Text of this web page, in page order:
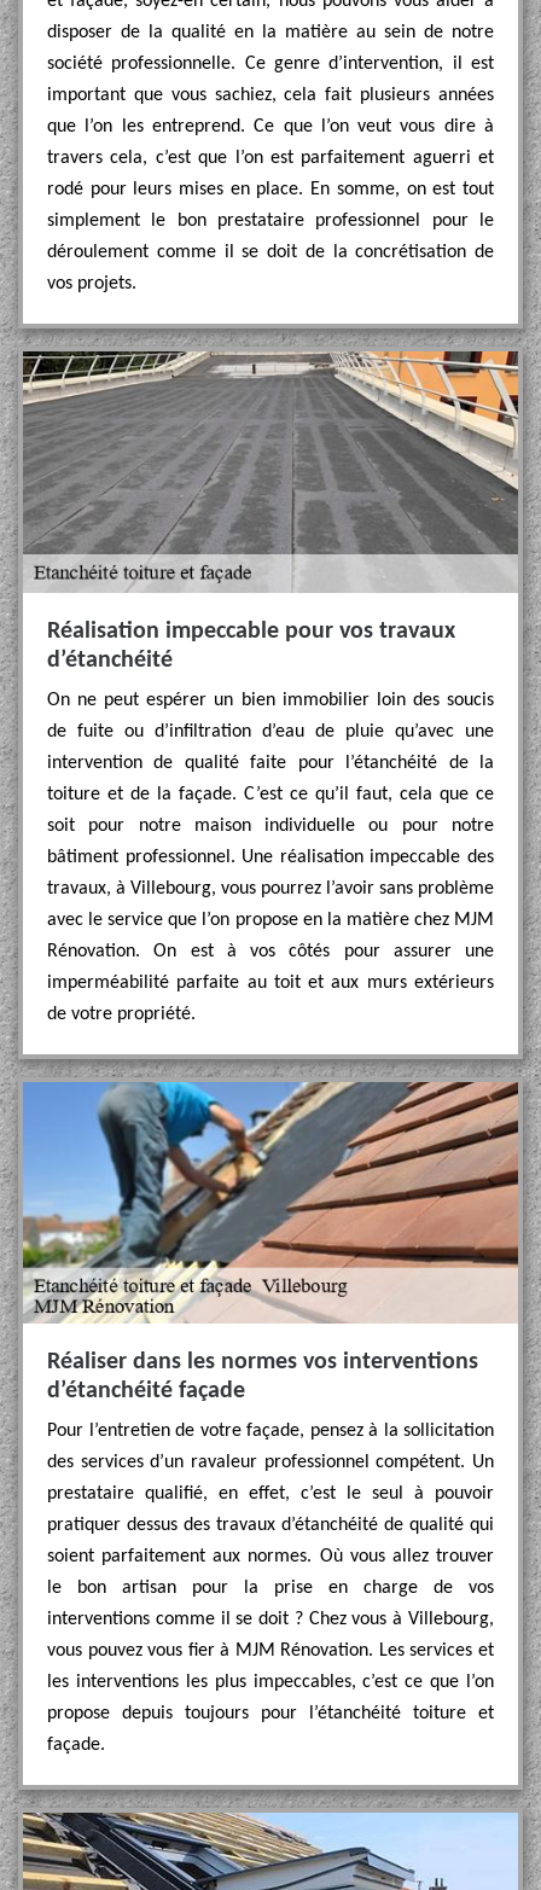
disposer de la qualité en la matière au sein de notre
société professionnelle. Ce genre d’intervention, il est
important que vous sachiez, cela fait plusieurs années
que l’on les entreprend. Ce que l’on veut vous dire à
travers cela, c’est que l’on est parfaitement aguerri et
rodé pour leurs mises en place. En somme, on est tout
simplement le bon prestataire professionnel pour le
déroulement comme il se doit de la concrétisation de
vos projets.
Réalisation impeccable pour vos travaux
d’étanchéité
On ne peut espérer un bien immobilier loin des soucis
de fuite ou d’infiltration d’eau de pluie qu’avec une
intervention de qualité faite pour l’étanchéité de la
toiture et de la façade. C’est ce qu’il faut, cela que ce
soit pour notre maison individuelle ou pour notre
bâtiment professionnel. Une réalisation impeccable des
travaux, à Villebourg, vous pourrez l’avoir sans problème
avec le service que l’on propose en la matière chez MJM
Rénovation. On est à vos côtés pour assurer une
imperméabilité parfaite au toit et aux murs extérieurs
de votre propriété.
Réaliser dans les normes vos interventions
d’étanchéité façade
Pour l’entretien de votre façade, pensez à la sollicitation
des services d’un ravaleur professionnel compétent. Un
prestataire qualifié, en effet, c’est le seul à pouvoir
pratiquer dessus des travaux d’étanchéité de qualité qui
soient parfaitement aux normes. Où vous allez trouver
le bon artisan pour la prise en charge de vos
interventions comme il se doit ? Chez vous à Villebourg,
vous pouvez vous fier à MJM Rénovation. Les services et
les interventions les plus impeccables, c’est ce que l’on
propose depuis toujours pour l’étanchéité toiture et
façade.